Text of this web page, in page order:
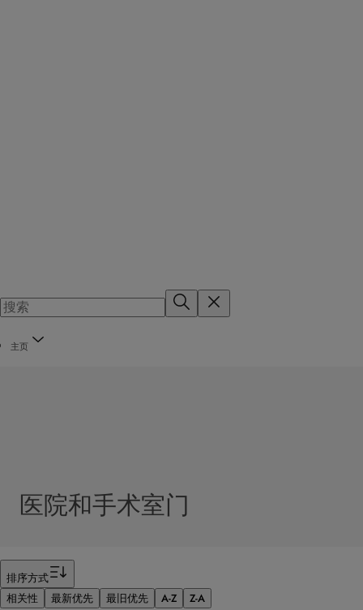
主页
医院和手术室门
选器
排序方式
相关性
最新优先 最旧优先 A-Z Z-A